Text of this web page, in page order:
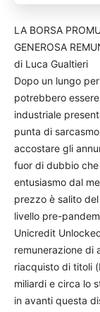
LA BORSA
GENEROSA
di Luca Gualtieri
Dopo un lungo
potrebbero
industriale
punta di
accostare gli
fuor di dubbio
entusiasmo dal
prezzo è salito
livello pre-
Unicredit
remunerazione di
riacquisto di titoli
miliardi e circa lo
in avanti questa